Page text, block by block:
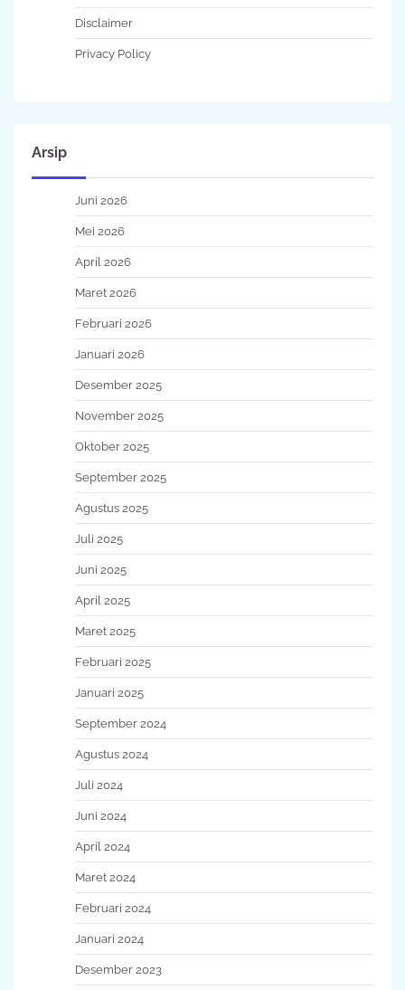
Disclaimer
Privacy Policy
Arsip
Juni 2026
Mei 2026
April 2026
Maret 2026
Februari 2026
Januari 2026
Desember 2025
November 2025
Oktober 2025
September 2025
Agustus 2025
Juli 2025
Juni 2025
April 2025
Maret 2025
Februari 2025
Januari 2025
September 2024
Agustus 2024
Juli 2024
Juni 2024
April 2024
Maret 2024
Februari 2024
Januari 2024
Desember 2023